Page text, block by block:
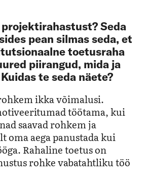
Seda
pean silmas seda, et
toetusraha
piirangud, mida ja
te seda näete?
ikka võimalusi.
töötama, kui
saavad rohkem ja
oma aega panustada kui
Rahaline toetus on
rohke vabatahtliku töö